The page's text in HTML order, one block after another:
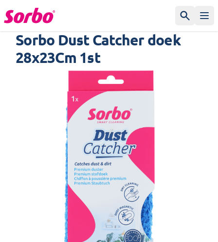
Spring naar de inhoud
Zoeken
Sorbo Dust Catcher doek
28x23Cm 1st